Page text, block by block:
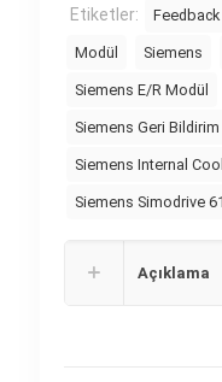
Etiketler:
Modül Siemens
Siemens E/R Modül
Siemens Geri
Siemens Internal
Siemens Simodrive
Açıklama